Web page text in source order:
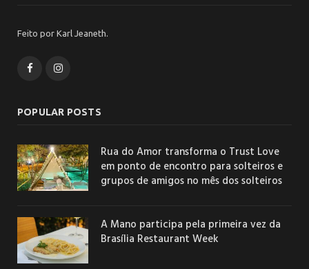
Feito por Karl Jeaneth.
FacebookInstagram
POPULAR POSTS
Rua do Amor transforma o Trust Love
em ponto de encontro para solteiros e
grupos de amigos no mês dos solteiros
A Mano participa pela primeira vez da
Brasília Restaurant Week